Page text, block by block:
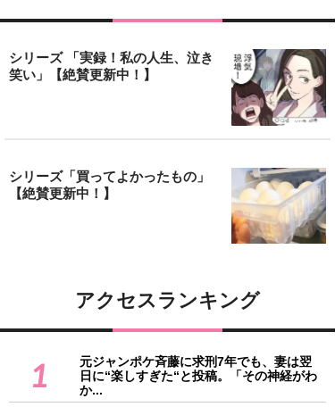
シリーズ 「実録！私の人生、泣き
笑い」【絶賛更新中！】
シリーズ「買ってよかったもの」
【絶賛更新中！】
アクセスランキング
1
元ジャンポケ斉藤に求刑7年でも、妻は翌
日に“楽しすぎた“と投稿。「その神経がわ
か...